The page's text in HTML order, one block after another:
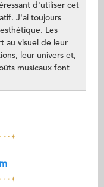
d'utiliser cet
J'ai toujours
Les
au visuel de leur
leur univers et,
musicaux font